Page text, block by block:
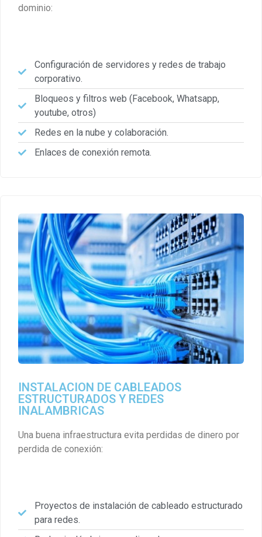
dominio:
Configuración de servidores y redes de trabajo
corporativo.
Bloqueos y filtros web (Facebook, Whatsapp,
youtube, otros)
Redes en la nube y colaboración.
Enlaces de conexión remota.
INSTALACION DE CABLEADOS
ESTRUCTURADOS Y REDES
INALAMBRICAS
Una buena infraestructura evita perdidas de dinero por
perdida de conexión:
Proyectos de instalación de cableado estructurado
para redes.